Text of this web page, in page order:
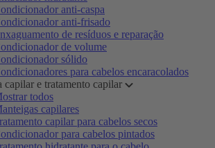
anti-caspa
anti-frisado
de resíduos e reparação
de volume
sólido
para cabelos encaracolados
capilar e tratamento capilar
todos
capilares
capilar para cabelos secos
para cabelos pintados